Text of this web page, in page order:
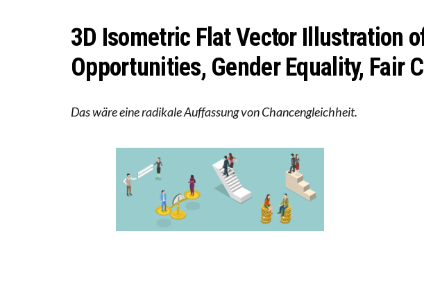
DIE VERSTÄRKTE
3D Isometric Flat Vector Illustration
Opportunities, Gender Equality, Fair
Das wäre eine radikale Auffassung von Chancengleichheit.